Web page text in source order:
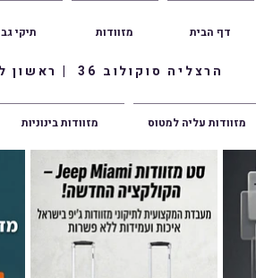
הרצליה סוקולוב 36 | ראשון לציון הרצל 47 | פתח תקווה אשכנזי 1
תיקי גב מזוודות דף הבית
מזוודות בינוניות מזוודות עליה למטוס